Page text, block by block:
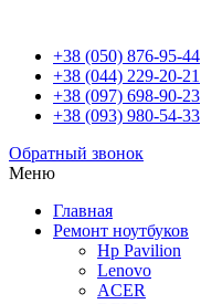
+38 (050) 876-95-44
+38 (044) 229-20-21
+38 (097) 698-90-23
+38 (093) 980-54-33
Обратный звонок
Меню
Главная
Ремонт ноутбуков
Hp Pavilion
Lenovo
ACER